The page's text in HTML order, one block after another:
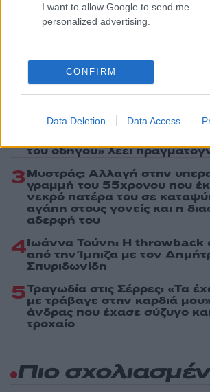
I want to allow Google to send me
personalized advertising.
CONFIRM
Data Deletion Data Access
Πιο δημοφιλή
Σοκαριστική υπόθεση στην
Τουρίστας ρωτούσε πόσο να
να ασελγήσει σε 10χρονο
καθόταν αμέριμνο σε αυλή
Δεν ήταν μόνο η ταχύτητα
στο τροχαίο στις Σέρρες με
του οδηγού» λέει
3Μυστράς: Αλλαγή στην
γραμμή του 55χρονου που
νεκρό πατέρα του σε
αγάπη στους γονείς και η
αδερφή του
4Ιωάννα Τούνη: Η throwback
από την Ίμπιζα με τον
Σπυριδωνίδη
5Τραγωδία στις Σέρρες: «Τα
με τράβαγε στην καρδιά
άνδρας που έχασε σύζυγο
τροχαίο
Πιο